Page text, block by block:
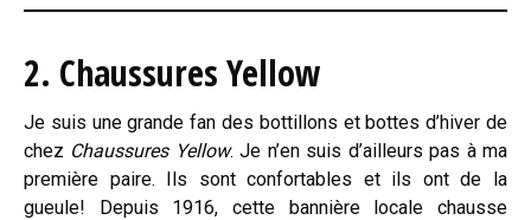
2. Chaussures Yellow
Je suis une grande fan des bottillons et bottes d’hiver de
chez Chaussures Yellow. Je n’en suis d’ailleurs pas à ma
première paire. Ils sont confortables et ils ont de la
gueule! Depuis 1916, cette bannière locale chausse